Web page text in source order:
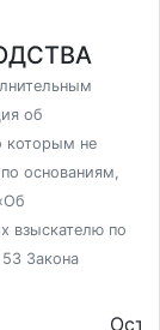
об
которым не
основаниям,
взыскателю по
Закона